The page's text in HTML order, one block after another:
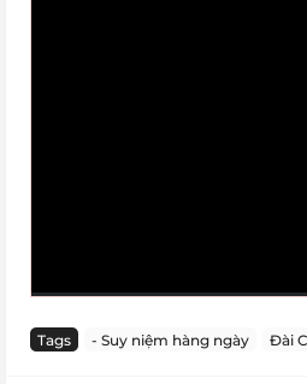
Tags - Suy niệm hàng ngày Đài